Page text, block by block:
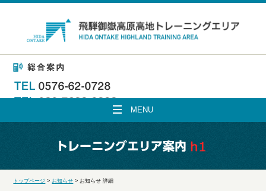
MENU
トップページ > お知らせ > お知らせ 詳細